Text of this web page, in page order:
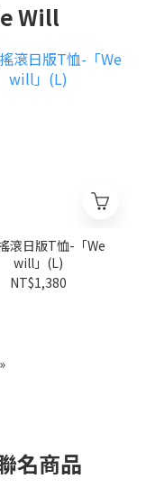
Will
滾日版T恤-「We
will」(L)
NT$1,380
»
名商品